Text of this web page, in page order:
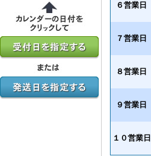
６営業日
７営業日
８営業日
９営業日
１０営業日